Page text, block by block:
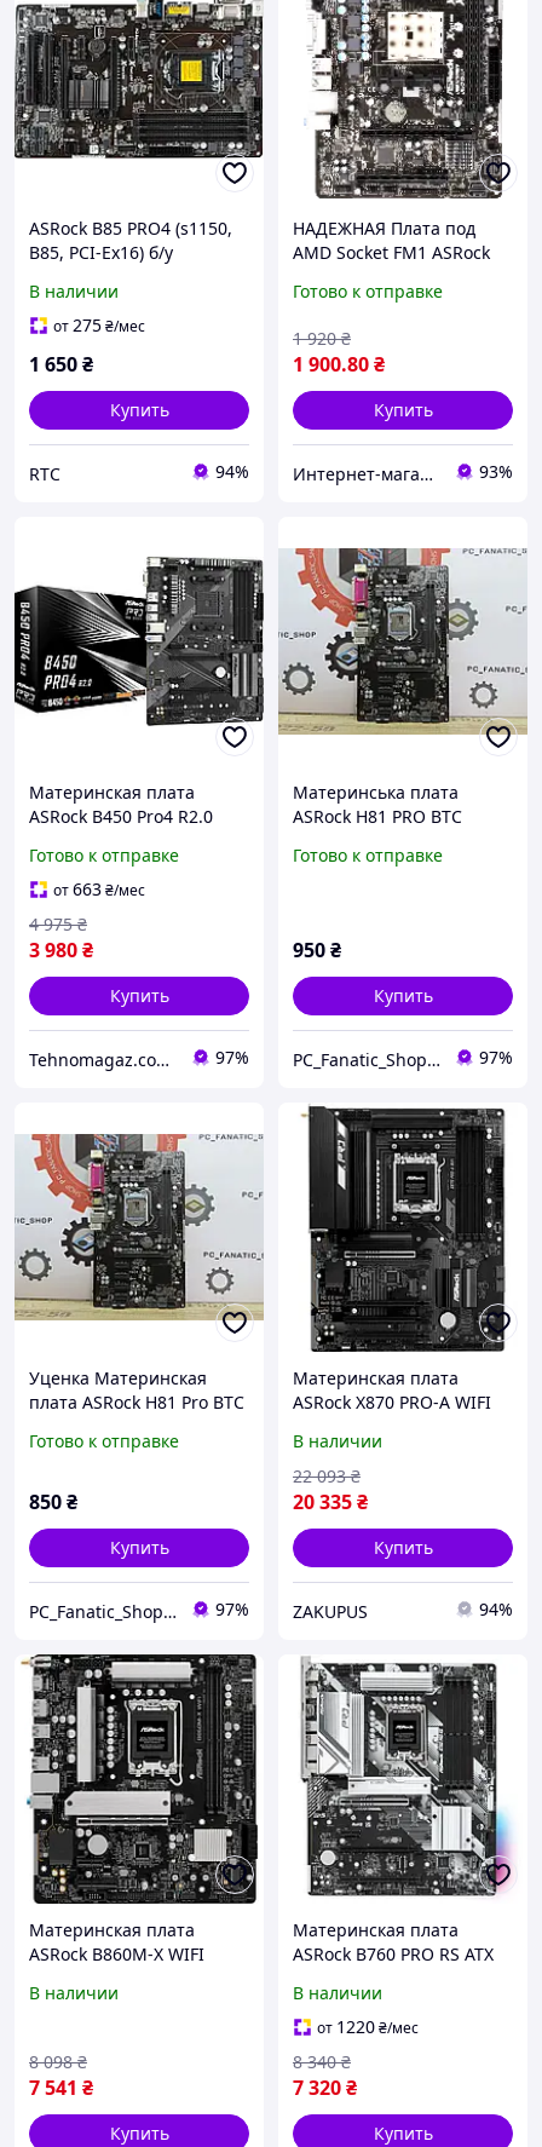
ASRock B85 PRO4 (s1150,
B85, PCI-Ex16) б/у
В наличии
от275₴/мес
1 650₴
Купить
RTC 94%
НАДЕЖНАЯ Плата под
AMD Socket FM1 ASRock
3.0, SATA 3 sFM1 с
Готово к отправке
1 900.80₴
1 920 ₴
Купить
Интернет-магазин " Правильный Выбор " 93%
Материнская плата
ASRock B450 Pro4 R2.0
Готово к отправке
от663₴/мес
3 980₴
4 975 ₴
Купить
Tehnomagaz.com.ua - это передовой интернет-магазин, специализирующийся на продаже техники 97%
Материнська плата
ASRock H81 PRO BTC
Готово к отправке
950₴
Купить
PC_Fanatic_Shop, інтернет-магазин комп'ютерних комплектуючих 97%
Уценка Материнская
плата ASRock H81 Pro BTC
Готово к отправке
850₴
Купить
PC_Fanatic_Shop, інтернет-магазин комп'ютерних комплектуючих 97%
Материнская плата
ASRock X870 PRO-A WIFI
4xDDR5 3xM.2 4xSATA
2xUSB4 HDMI Black
В наличии
20 335₴
22 093 ₴
Купить
ZAKUPUS 94%
Материнская плата
ASRock B860M-X WIFI
B860 2xDDR5 2xM.2
В наличии
7 541 ₴
8 098 ₴
Купить
Материнская плата
ASRock B760 PRO RS ATX
3xM.2 4xSATA 2.5Gb LAN
DDR5 Black
В наличии
от 1220₴/мес
7 320₴
8 340 ₴
Купить